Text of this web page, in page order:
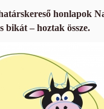
honlapok
bikát – hoztak össze.